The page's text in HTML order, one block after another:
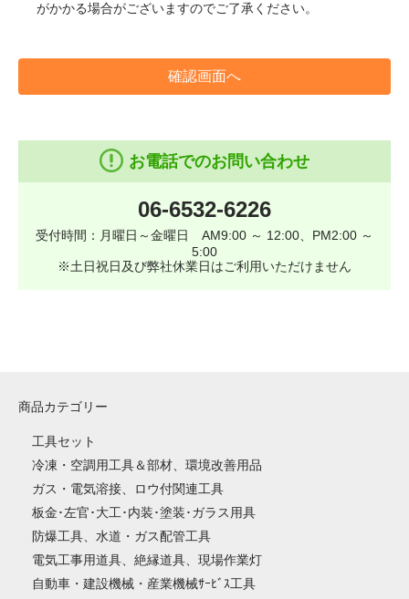
がかかる場合がございますのでご了承ください。
確認画面へ
お電話でのお問い合わせ
06-6532-6226
受付時間：月曜日～金曜日 AM9:00 ～ 12:00、PM2:00 ～
5:00
※土日祝日及び弊社休業日はご利用いただけません
商品カテゴリー
工具セット
冷凍・空調用工具＆部材、環境改善用品
ガス・電気溶接、ロウ付関連工具
板金･左官･大工･内装･塗装･ガラス用具
防爆工具、水道・ガス配管工具
電気工事用道具、絶縁道具、現場作業灯
自動車・建設機械・産業機械ｻｰﾋﾞｽ工具